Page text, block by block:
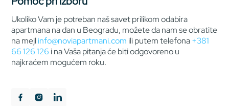
Ukoliko Vam je potreban naš savet prilikom odabira
apartmana na dan u Beogradu, možete da nam se obratite
na mejlinfo@noviapartmani.com ili putem telefona+381
66 126 126 i na Vaša pitanja će biti odgovoreno u
najkraćem mogućem roku.